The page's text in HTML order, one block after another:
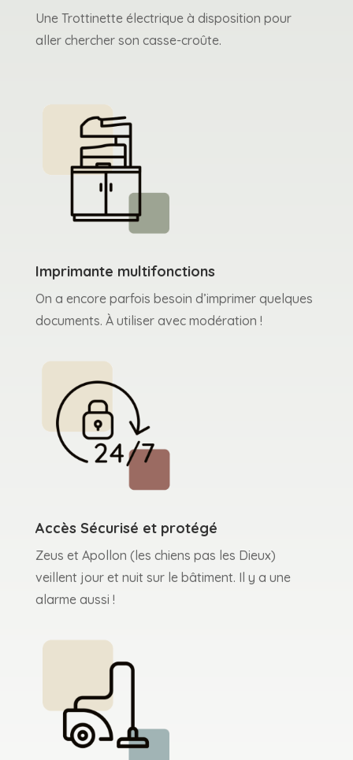
Une Trottinette électrique à disposition pour
aller chercher son casse-croûte.
Imprimante multifonctions
On a encore parfois besoin d’imprimer quelques
documents. À utiliser avec modération !
Accès Sécurisé et protégé
Zeus et Apollon (les chiens pas les Dieux)
veillent jour et nuit sur le bâtiment. Il y a une
alarme aussi !